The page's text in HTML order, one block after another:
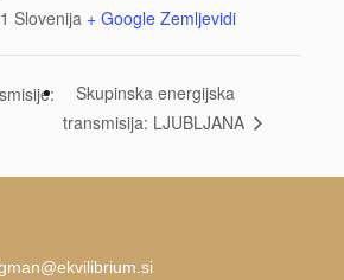
Slovenija + Google Zemljevidi
Skupinska energijska
transmisija: LJUBLJANA